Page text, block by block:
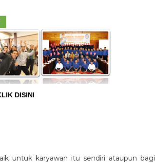
DISINI
untuk karyawan itu sendiri ataupun bagi